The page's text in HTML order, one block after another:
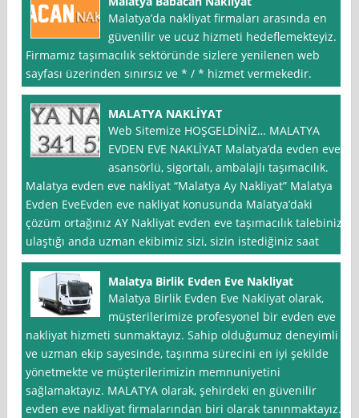
Malatya’da nakliyat firmaları arasında en
güvenilir ve ucuz hizmeti hedeflemekteyiz.
Firmamız taşımacılık sektöründe sizlere yenilenen web
sayfası üzerinden sınırsız ve * / * hizmet vermekedir.
MALATYA NAKLİYAT
Web Sitemize HOŞGELDİNİZ… MALATYA
EVDEN EVE NAKLİYAT Malatya’da evden eve
asansörlü, sigortalı, ambalajlı taşımacılık.
Malatya evden eve nakliyat “Malatya Ay Nakliyat” Malatya
Evden EveEvden eve nakliyat konusunda Malatya’daki
çözüm ortağınız AY Nakliyat evden eve taşımacılık talebiniz
ulaştığı anda uzman ekibimiz sizi, sizin istediğiniz saat
Malatya Birlik Evden Eve Nakliyat
Malatya Birlik Evden Eve Nakliyat olarak,
müşterilerimize profesyonel bir evden eve
nakliyat hizmeti sunmaktayız. Sahip olduğumuz deneyimli
ve uzman ekip sayesinde, taşınma sürecini en iyi şekilde
yönetmekte ve müşterilerimizin memnuniyetini
sağlamaktayız. MALATYA olarak, şehirdeki en güvenilir
evden eve nakliyat firmalarından biri olarak tanınmaktayız.